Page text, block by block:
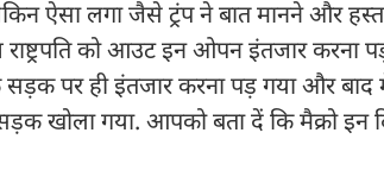
ऐसा लगा जैसे ट्रंप ने बात मानने और
को आउट इन ओपन इंतजार करना
सड़क पर ही इंतजार करना पड़ गया और
खोला गया. आपको बता दें कि मैक्रो इन